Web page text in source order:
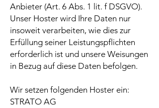
Anbieter (Art. 6 Abs. 1 lit. f DSGVO).
Unser Hoster wird Ihre Daten nur
insoweit verarbeiten, wie dies zur
Erfüllung seiner Leistungspflichten
erforderlich ist und unsere Weisungen
in Bezug auf diese Daten befolgen.
Wir setzen folgenden Hoster ein:
STRATO AG